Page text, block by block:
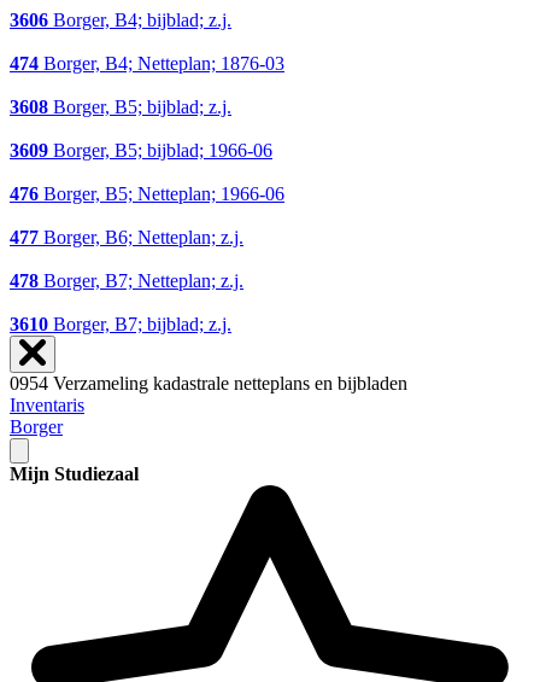
3606 Borger, B4; bijblad; z.j.
474 Borger, B4; Netteplan; 1876-03
3608 Borger, B5; bijblad; z.j.
3609 Borger, B5; bijblad; 1966-06
476 Borger, B5; Netteplan; 1966-06
477 Borger, B6; Netteplan; z.j.
478 Borger, B7; Netteplan; z.j.
3610 Borger, B7; bijblad; z.j.
0954 Verzameling kadastrale netteplans en bijbladen
Inventaris
Borger
Mijn Studiezaal